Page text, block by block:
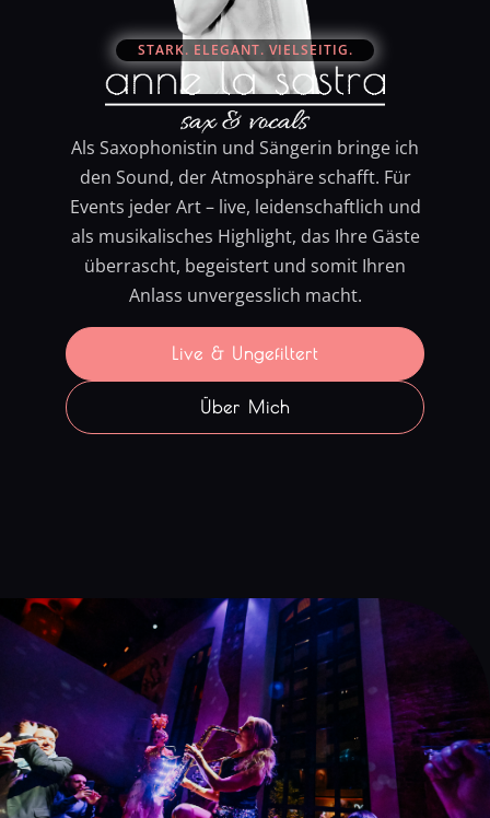
STARK. ELEGANT. VIELSEITIG.
Als Saxophonistin und Sängerin bringe ich
den Sound, der Atmosphäre schafft. Für
Events jeder Art – live, leidenschaftlich und
als musikalisches Highlight, das Ihre Gäste
überrascht, begeistert und somit Ihren
Anlass unvergesslich macht.
Live & Ungefiltert
Über Mich